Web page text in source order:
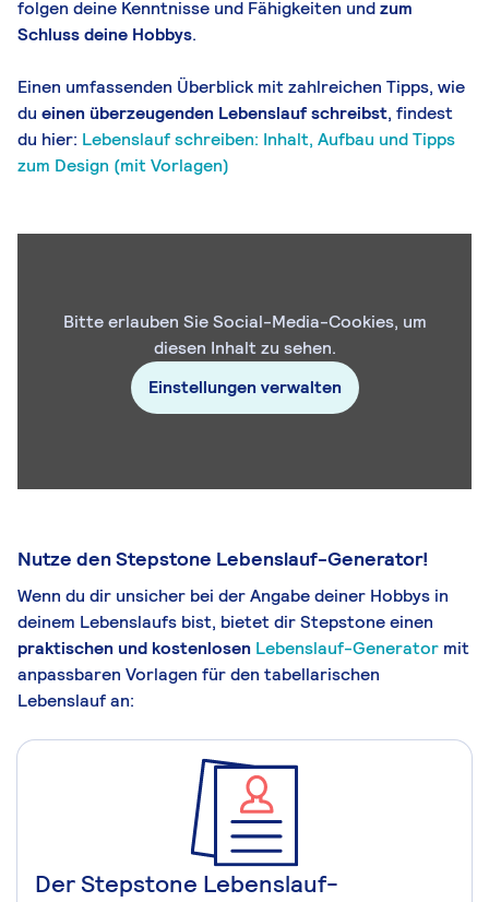
folgen deine Kenntnisse und Fähigkeiten undzum
Schluss deine Hobbys.
Einen umfassenden Überblick mit zahlreichen Tipps, wie
du einen überzeugenden Lebenslauf schreibst, findest
du hier: Lebenslauf schreiben: Inhalt, Aufbau und Tipps
zum Design (mit Vorlagen)
Bitte erlauben Sie Social-Media-Cookies, um
diesen Inhalt zu sehen.
Einstellungen verwalten
Nutze den Stepstone Lebenslauf-Generator!
Wenn du dir unsicher bei der Angabe deiner Hobbys in
deinem Lebenslaufs bist, bietet dir Stepstone einen
praktischen und kostenlosen Lebenslauf-Generator mit
anpassbaren Vorlagen für den tabellarischen
Lebenslauf an:
Der Stepstone Lebenslauf-